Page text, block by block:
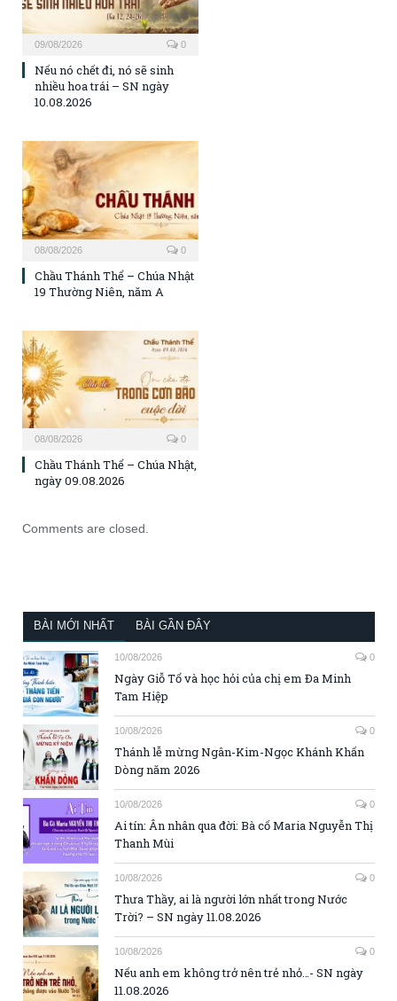
09/08/2026 0
Nếu nó chết đi, nó sẽ sinh
nhiều hoa trái – SN ngày
10.08.2026
08/08/2026 0
Chầu Thánh Thể – Chúa Nhật
19 Thường Niên, năm A
08/08/2026 0
Chầu Thánh Thể – Chúa Nhật,
ngày 09.08.2026
Comments are closed.
BÀI MỚI NHẤT BÀI GẦN ĐÂY
10/08/2026 0
Ngày Giỗ Tổ và học hỏi của chị em Đa Minh
Tam Hiệp
10/08/2026 0
Thánh lễ mừng Ngân-Kim-Ngọc Khánh Khấn
Dòng năm 2026
10/08/2026 0
Ai tín: Ân nhân qua đời: Bà cố Maria Nguyễn Thị
Thanh Mùi
10/08/2026 0
Thưa Thầy, ai là người lớn nhất trong Nước
Trời? – SN ngày 11.08.2026
10/08/2026 0
Nếu anh em không trở nên trẻ nhỏ…- SN ngày
11.08.2026